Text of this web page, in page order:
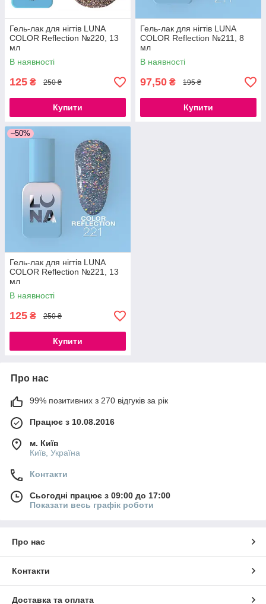
Гель-лак для нігтів LUNA
COLOR Reflection №220, 13
мл
В наявності
125 ₴ 250 ₴
Купити
Гель-лак для нігтів LUNA
COLOR Reflection №211, 8
мл
В наявності
97,50 ₴ 195 ₴
Купити
–50%
Гель-лак для нігтів LUNA
COLOR Reflection №221, 13
мл
В наявності
125 ₴ 250 ₴
Купити
Про нас
99% позитивних з 270 відгуків за рік
Працює з 10.08.2016
м. Київ
Київ, Україна
Контакти
Сьогодні працює з 09:00 до 17:00
Показати весь графік роботи
Про нас
Контакти
Доставка та оплата